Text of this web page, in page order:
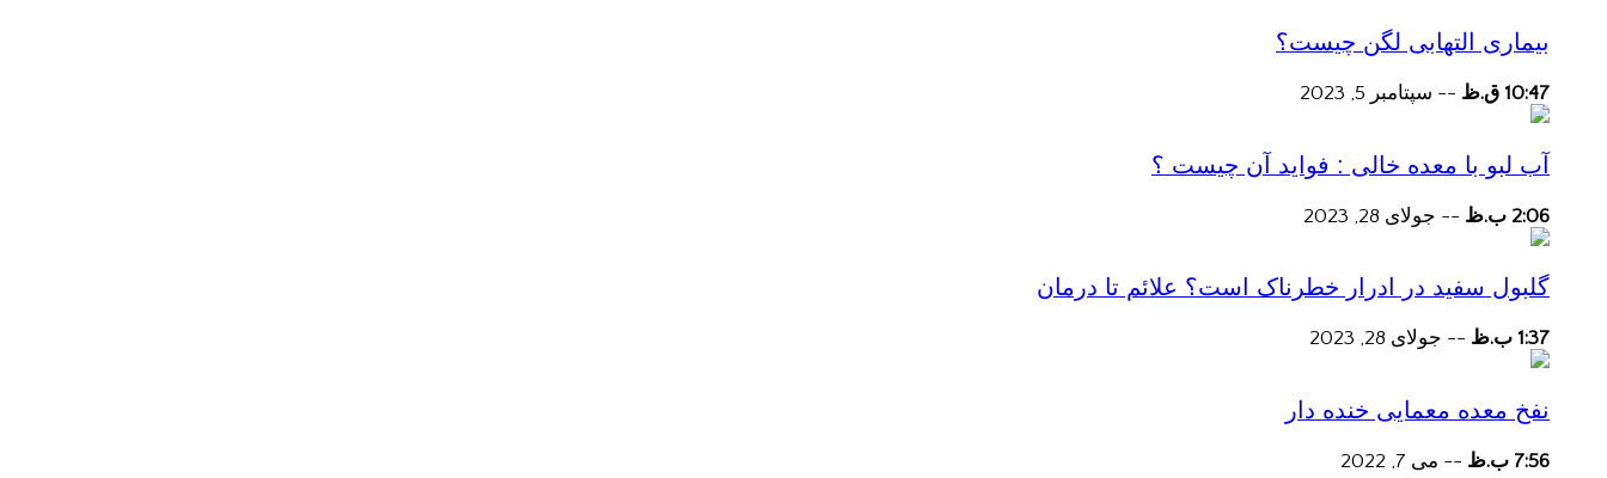
بیماری التهابی لگن چیست؟
10:47 ق.ظ -- سپتامبر 5, 2023
آب لبو با معده خالی : فواید آن چیست ؟
2:06 ب.ظ -- جولای 28, 2023
گلبول سفید در ادرار خطرناک است؟ علائم تا درمان
1:37 ب.ظ -- جولای 28, 2023
نفخ معده معمایی خنده دار
7:56 ب.ظ -- می 7, 2022